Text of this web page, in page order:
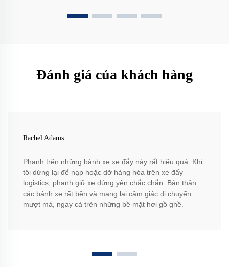
Đánh giá của khách hàng
Rachel Adams
Phanh trên những bánh xe xe đẩy này rất hiệu quả. Khi
tôi dừng lại để nạp hoặc dỡ hàng hóa trên xe đẩy
logistics, phanh giữ xe đứng yên chắc chắn. Bản thân
các bánh xe rất bền và mang lại cảm giác di chuyển
mượt mà, ngay cả trên những bề mặt hơi gồ ghề.